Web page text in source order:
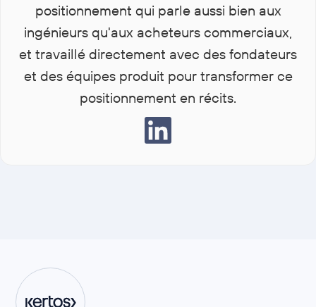
positionnement qui parle aussi bien aux
ingénieurs qu'aux acheteurs commerciaux,
et travaillé directement avec des fondateurs
et des équipes produit pour transformer ce
positionnement en récits.